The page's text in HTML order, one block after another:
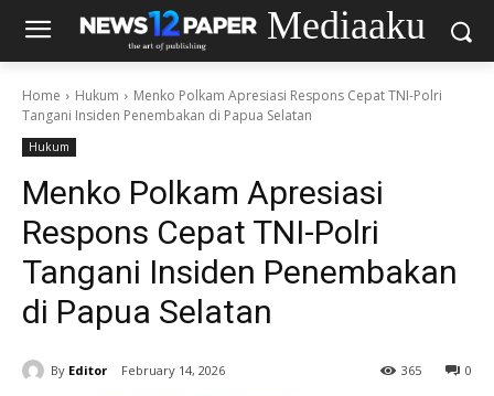
Mediaaku
Home Hukum
‎Menko Polkam Apresiasi Respons Cepat TNI-Polri
Tangani Insiden Penembakan di Papua Selatan
Hukum
‎Menko Polkam Apresiasi
Respons Cepat TNI-Polri
Tangani Insiden Penembakan
di Papua Selatan
By Editor February 14, 2026 0
365